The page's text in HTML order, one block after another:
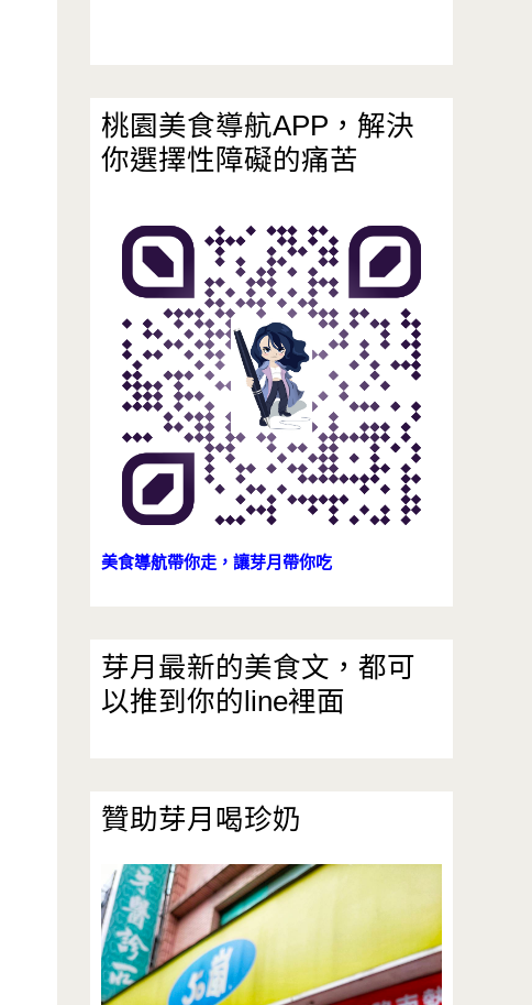
桃園美食導航APP，解決
你選擇性障礙的痛苦
美食導航帶你走，讓芽月帶你吃
芽月最新的美食文，都可
以推到你的line裡面
贊助芽月喝珍奶